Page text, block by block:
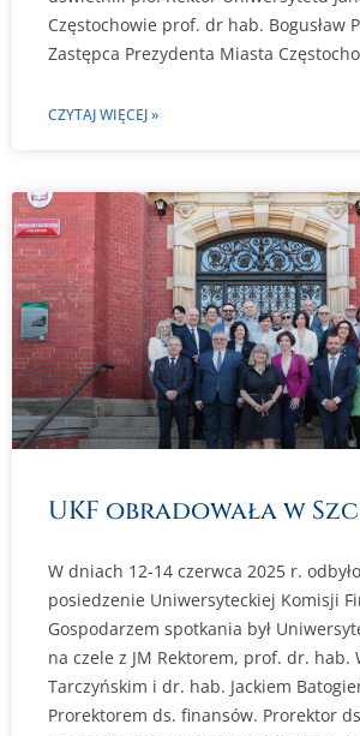
Częstochowie prof. dr hab. Bogusław
Zastępca Prezydenta Miasta
CZYTAJ WIĘCEJ »
UKF obradowała w
W dniach 12-14 czerwca 2025 r.
posiedzenie Uniwersyteckiej Komisji
Gospodarzem spotkania był
na czele z JM Rektorem, prof. dr. hab.
Tarczyńskim i dr. hab. Jackiem
Prorektorem ds. finansów. Prorektor